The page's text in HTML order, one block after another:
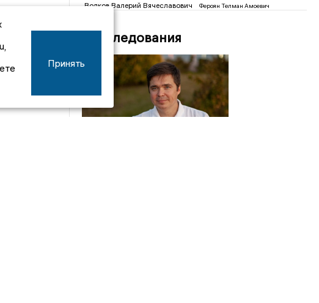
Волков Валерий Вячеславович Фероян Телман Амоевич
Расследования
Принять